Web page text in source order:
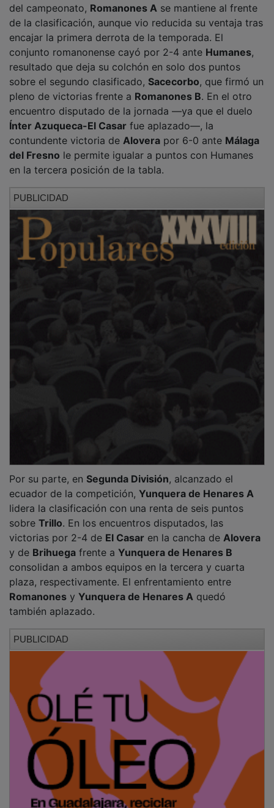
del campeonato, Romanones A se mantiene al frente
de la clasificación, aunque vio reducida su ventaja tras
encajar la primera derrota de la temporada. El
conjunto romanonense cayó por 2-4 ante Humanes,
resultado que deja su colchón en solo dos puntos
sobre el segundo clasificado, Sacecorbo, que firmó un
pleno de victorias frente a Romanones B. En el otro
encuentro disputado de la jornada —ya que el duelo
Ínter Azuqueca-El Casar fue aplazado—, la
contundente victoria de Alovera por 6-0 ante Málaga
del Fresno le permite igualar a puntos con Humanes
en la tercera posición de la tabla.
PUBLICIDAD
Por su parte, en Segunda División, alcanzado el
ecuador de la competición, Yunquera de Henares A
lidera la clasificación con una renta de seis puntos
sobre Trillo. En los encuentros disputados, las
victorias por 2-4 de El Casar en la cancha de Alovera
y de Brihuega frente a Yunquera de Henares B
consolidan a ambos equipos en la tercera y cuarta
plaza, respectivamente. El enfrentamiento entre
Romanones y Yunquera de Henares A quedó
también aplazado.
PUBLICIDAD